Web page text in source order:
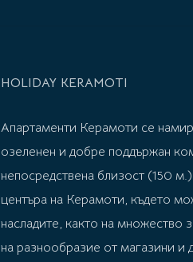
HOLIDAY KERAMOTI
Апартаменти Керамоти се
озеленен и добре поддържан
непосредствена близост (150
центъра на Керамоти, където
насладите, както на множество
на разнообразие от магазини и